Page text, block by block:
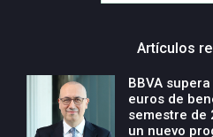
Artículos
BBVA
euros de
semestre de
un nuevo